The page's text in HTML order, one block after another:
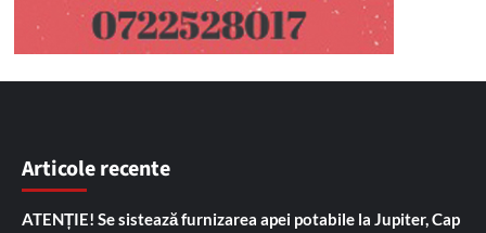
Articole recente
ATENȚIE! Se sistează furnizarea apei potabile la Jupiter, Cap